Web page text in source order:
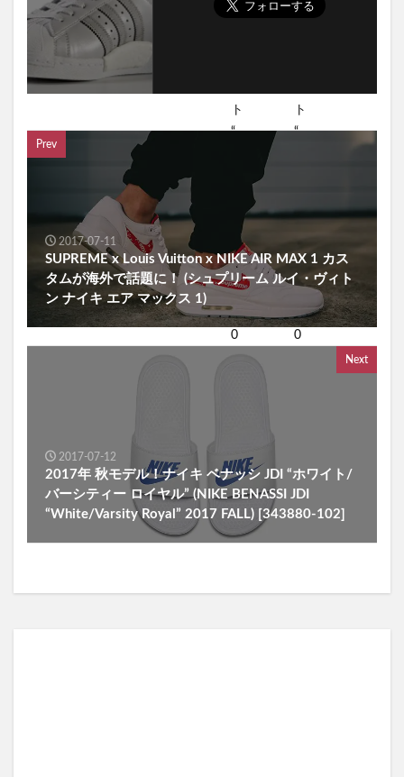
Prev
2017-07-11
SUPREME x Louis Vuitton x NIKE AIR MAX 1 カス
タムが海外で話題に！ (シュプリーム ルイ・ヴィト
ン ナイキ エア マックス 1)
Next
2017-07-12
2017年 秋モデル！ナイキ ベナッシ JDI “ホワイト/
バーシティー ロイヤル” (NIKE BENASSI JDI
“White/Varsity Royal” 2017 FALL) [343880-102]